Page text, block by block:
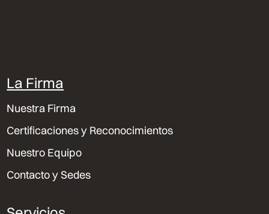
La Firma
Nuestra Firma
Certificaciones y Reconocimientos
Nuestro Equipo
Contacto y Sedes